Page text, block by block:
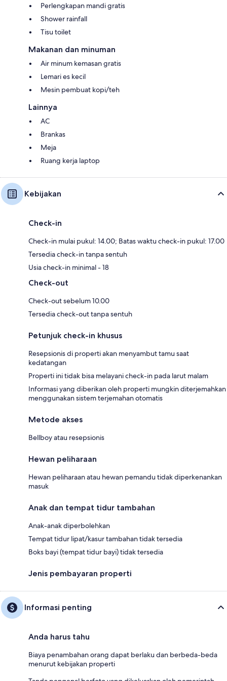
Perlengkapan mandi gratis
Shower rainfall
Tisu toilet
Makanan dan minuman
Air minum kemasan gratis
Lemari es kecil
Mesin pembuat kopi/teh
Lainnya
AC
Brankas
Meja
Ruang kerja laptop
Kebijakan
Check-in
Check-in mulai pukul: 14.00; Batas waktu check-in pukul: 17.00
Tersedia check-in tanpa sentuh
Usia check-in minimal - 18
Check-out
Check-out sebelum 10.00
Tersedia check-out tanpa sentuh
Petunjuk check-in khusus
Resepsionis di properti akan menyambut tamu saat
kedatangan
Properti ini tidak bisa melayani check-in pada larut malam
Informasi yang diberikan oleh properti mungkin diterjemahkan
menggunakan sistem terjemahan otomatis
Metode akses
Bellboy atau resepsionis
Hewan peliharaan
Hewan peliharaan atau hewan pemandu tidak diperkenankan
masuk
Anak dan tempat tidur tambahan
Anak-anak diperbolehkan
Tempat tidur lipat/kasur tambahan tidak tersedia
Boks bayi (tempat tidur bayi) tidak tersedia
Jenis pembayaran properti
Informasi penting
Anda harus tahu
Biaya penambahan orang dapat berlaku dan berbeda-beda
menurut kebijakan properti